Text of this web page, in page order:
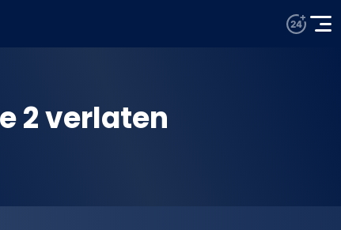
2 verlaten